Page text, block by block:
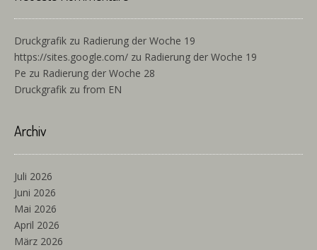
Druckgrafik zu Radierung der Woche 19
https://sites.google.com/ zu Radierung der Woche 19
Pe zu Radierung der Woche 28
Druckgrafik zu from EN
Archiv
Juli 2026
Juni 2026
Mai 2026
April 2026
März 2026